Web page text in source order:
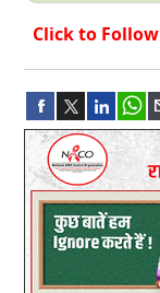
Click to Follow